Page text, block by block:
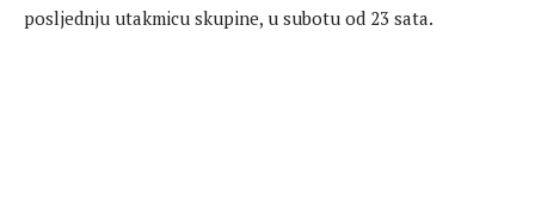
posljednju utakmicu skupine, u subotu od 23 sata.